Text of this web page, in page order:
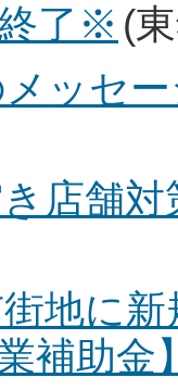
了※ (
ッセ
き店舗
地に
補助金